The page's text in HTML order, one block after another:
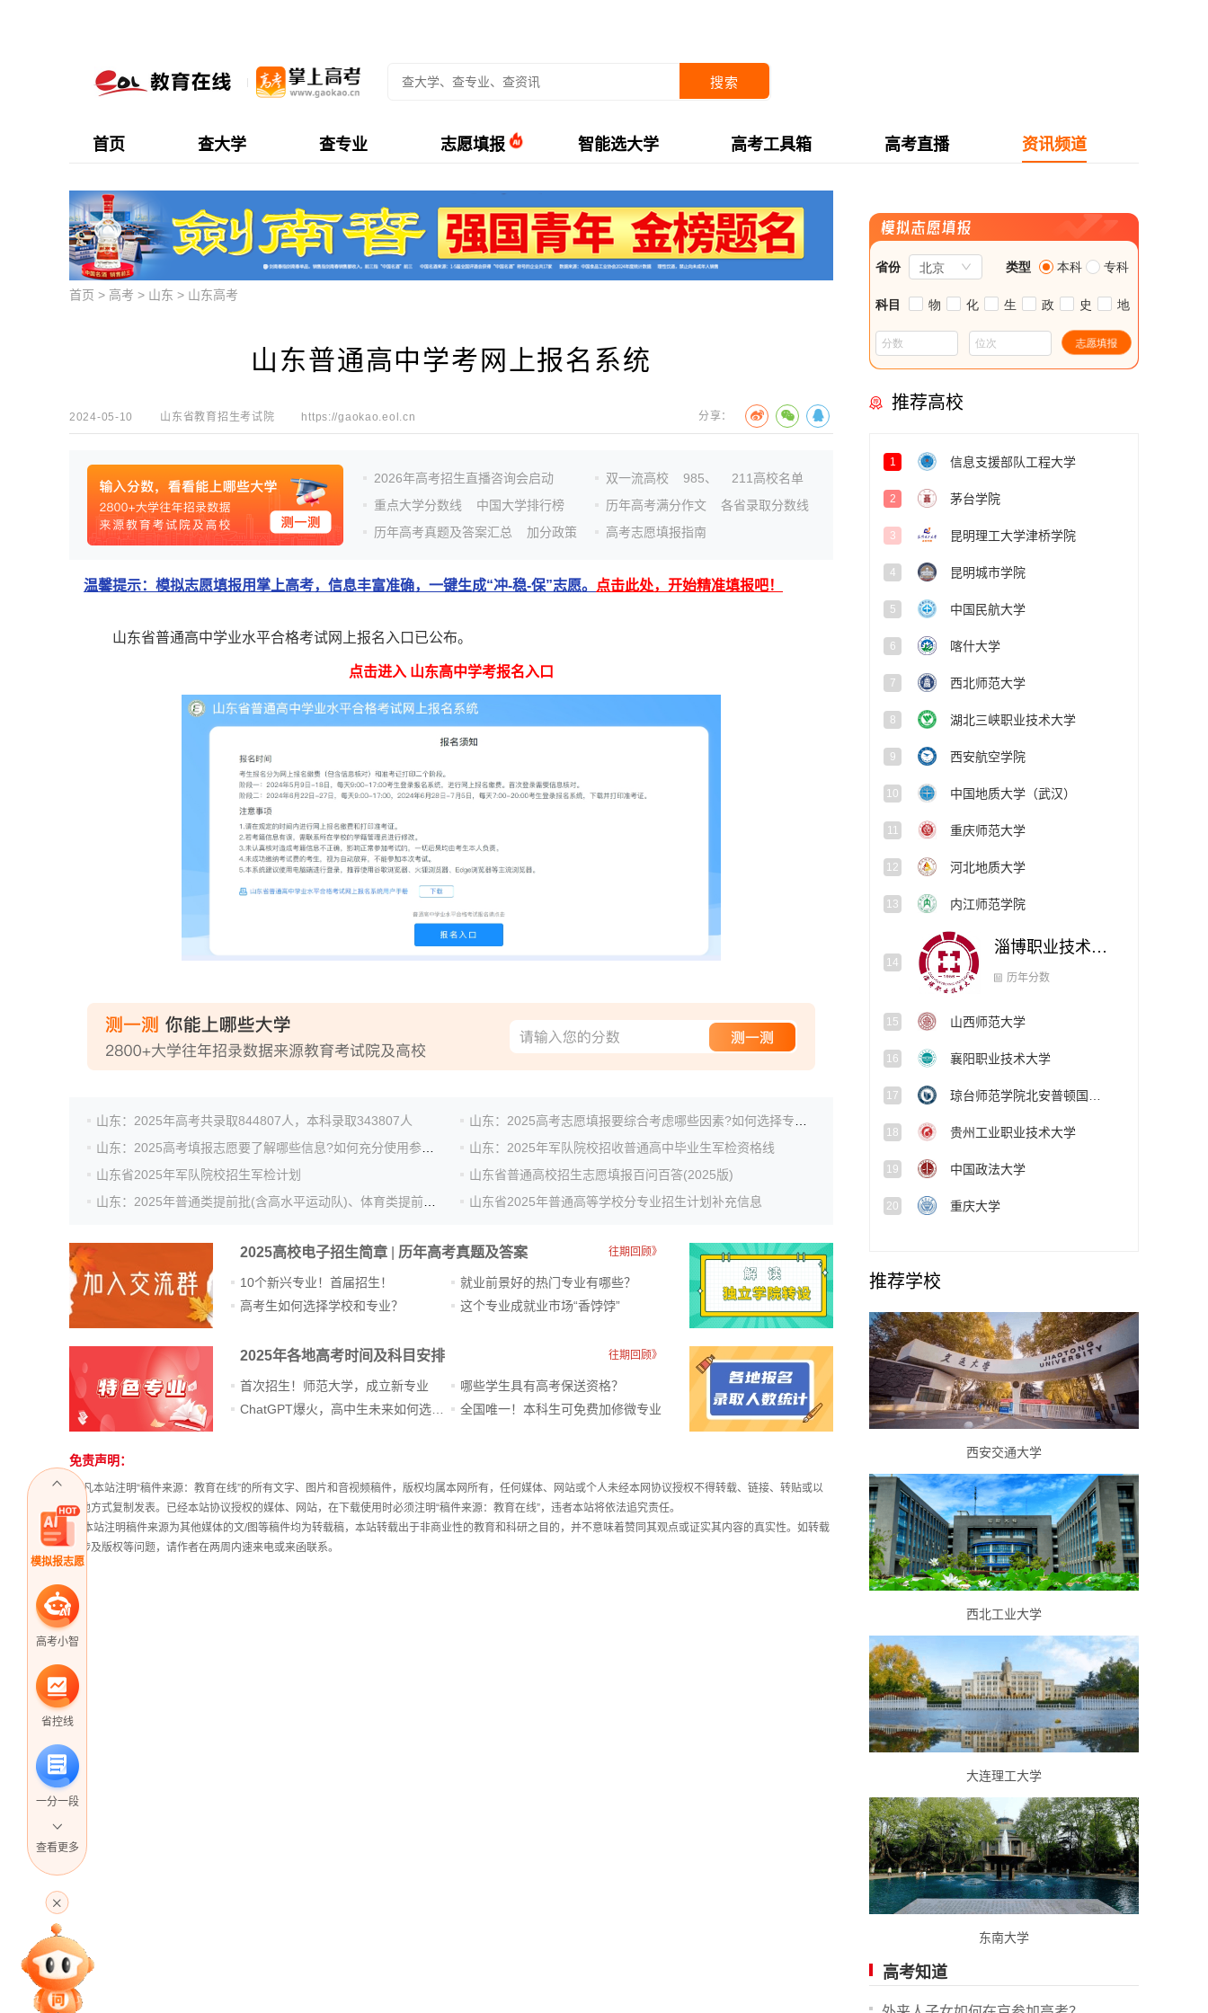
搜索
首页 查大学 查专业 志愿填报 智能选大学 高考工具箱 高考直播 资讯频道
模拟报志愿
高考小智
省控线
一分一段
专家指导课
查看更多
首页 > 高考 > 山东 > 山东高考
山东普通高中学考网上报名系统
2024-05-10 山东省教育招生考试院 https://gaokao.eol.cn 分享：
2026年高考招生直播咨询会启动
重点大学分数线
中国大学排行榜
历年高考真题及答案汇总
加分政策
双一流高校 985、
211高校名单
历年高考满分作文
各省录取分数线
高考志愿填报指南
温馨提示：模拟志愿填报用掌上高考，信息丰富准确，一键生成“冲-稳-保”志愿。 点击此处，开始精准填报吧！
山东省普通高中学业水平合格考试网上报名入口已公布。
点击进入 山东高中学考报名入口
山东：2025年高考共录取844807人，本科录取343807人
山东：2025年军队院校招收普通高中毕业生军检资格线
山东省2025年军队院校招生军检计划
山东省普通高校招生志愿填报百问百答(2025版)
山东省2025年普通高等学校分专业招生计划补充信息
2025高校电子招生简章 历年高考真题及答案 往期回顾》
10个新兴专业！首届招生！
高考生如何选择学校和专业？
就业前景好的热门专业有哪些？
这个专业成就业市场“香饽饽”​
2025年各地高考时间及科目安排 往期回顾》
首次招生！师范大学，成立新专业
哪些学生具有高考保送资格？
全国唯一！本科生可免费加修微专业
站
长
统
计
免责声明：
① 凡本站注明“稿件来源：教育在线”的所有文字、图片和音视频稿件，版权均属本网所有，任何媒体、网站或个人未经本网协议授权不得转载、链接、转贴或以
其他方式复制发表。已经本站协议授权的媒体、网站，在下载使用时必须注明“稿件来源：教育在线”，违者本站将依法追究责任。
② 本站注明稿件来源为其他媒体的文/图等稿件均为转载稿，本站转载出于非商业性的教育和科研之目的，并不意味着赞同其观点或证实其内容的真实性。如转载
稿涉及版权等问题，请作者在两周内速来电或来函联系。
推荐高校
1 信息支援部队工程大学
2 茅台学院
3 昆明理工大学津桥学院
4 昆明城市学院
5 中国民航大学
6 喀什大学
7 西北师范大学
8 湖北三峡职业技术大学
9 西安航空学院
10 中国地质大学（武汉）
11 重庆师范大学
12 河北地质大学
13 内江师范学院
淄博职业技术大学
山西师范大学
历年分数
16 襄阳职业技术大学
17
18 贵州工业职业技术大学
19 中国政法大学
20 重庆大学
推荐学校
西安交通大学
西北工业大学
大连理工大学
东南大学
高考知道